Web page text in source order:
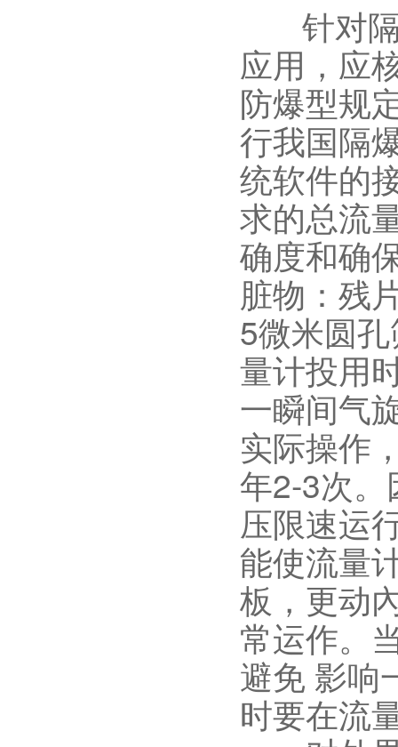
针对隔
应用，应
防爆型规
行我国隔
统软件的
求的总流
确度和确
脏物：残
5微米圆
量计投用
一瞬间气
实际操作
年2-3次
压限速运
能使流量
板，更动
常运作。
避免 影响
时要在流